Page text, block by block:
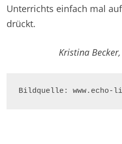
Unterrichts einfach mal auf
drückt.
Kristina
Bildquelle: www.echo-